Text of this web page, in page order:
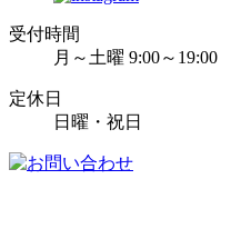
受付時間
月～土曜 9:00～19:00
定休日
日曜・祝日